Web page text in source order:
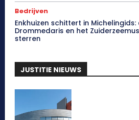
Bedrijven
Enkhuizen schittert in
Drommedaris en het
sterren
JUSTITIE NIEUWS